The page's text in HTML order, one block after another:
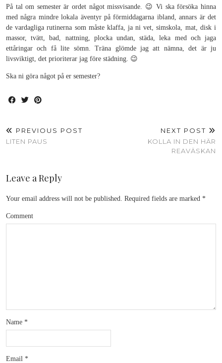
På tal om semester är ordet något missvisande. 😉 Vi ska försöka hinna
med några mindre lokala äventyr på förmiddagarna ibland, annars är det
de vardagliga rutinerna som måste klaffa, ja ni vet, simskola, mat, disk i
massor, tvätt, bad, nattning, plocka undan, städa, leka med och jaga
ettåringar och få lite sömn. Träna glömde jag att nämna, det är ju
livsviktigt, det prioriterar jag före städning. 😉
Ska ni göra något på er semester?
PREVIOUS POST
LITEN PAUS
NEXT POST
KOLLA IN DEN HÄR
REAVÄSKAN
Leave a Reply
Your email address will not be published. Required fields are marked *
Comment
Name *
Email *